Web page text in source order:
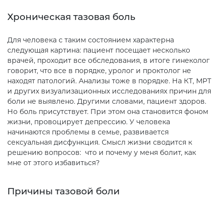
Хроническая тазовая боль
Для человека с таким состоянием характерна
следующая картина: пациент посещает несколько
врачей, проходит все обследования, в итоге гинеколог
говорит, что все в порядке, уролог и проктолог не
находят патологий. Анализы тоже в порядке. На КТ, МРТ
и других визуализационных исследованиях причин для
боли не выявлено. Другими словами, пациент здоров.
Но боль присутствует. При этом она становится фоном
жизни, провоцирует депрессию. У человека
начинаются проблемы в семье, развивается
сексуальная дисфункция. Смысл жизни сводится к
решению вопросов: что и почему у меня болит, как
мне от этого избавиться?
Причины тазовой боли